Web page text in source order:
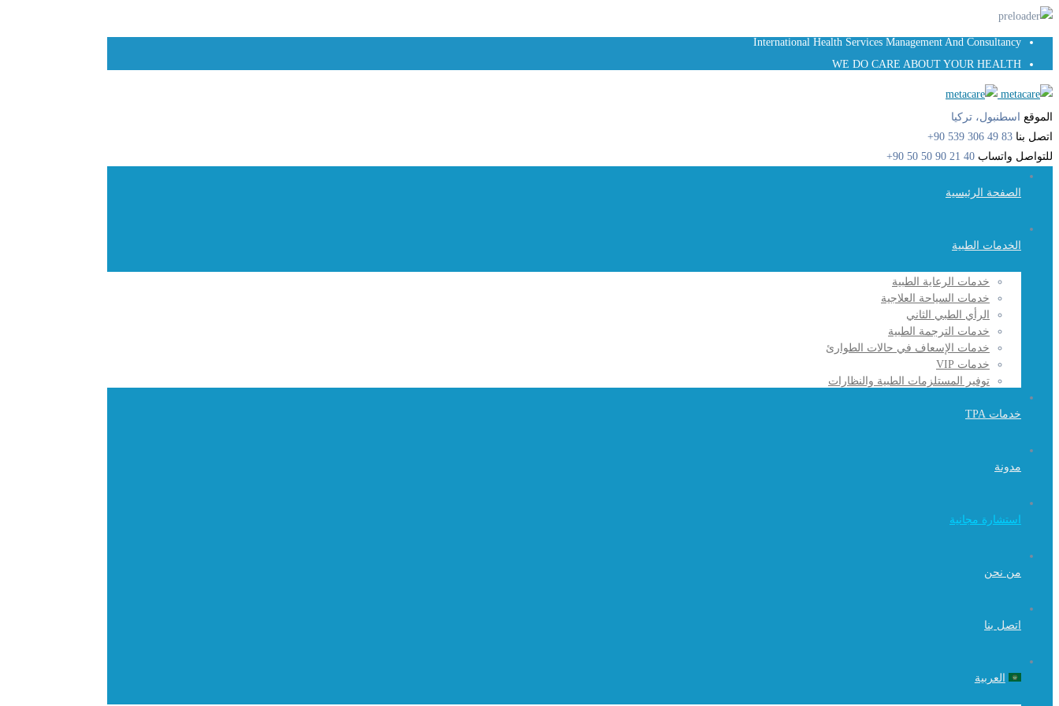
International Health Services Management And Consultancy
WE DO CARE ABOUT YOUR HEALTH
الموقع اسطنبول، تركيا
اتصل بنا 83 49 306 539 90+
للتواصل واتساب 40 21 90 50 50 90+
الصفحة الرئيسية
الخدمات الطبية
خدمات الرعاية الطبية
خدمات السياحة العلاجية
الرأي الطبي الثاني
خدمات الترجمة الطبية
خدمات الإسعاف في حالات الطوارئ
خدمات VIP
توفير المستلزمات الطبية والنظارات
خدمات TPA
مدونة
استشارة مجانية
من نحن
اتصل بنا
العربية